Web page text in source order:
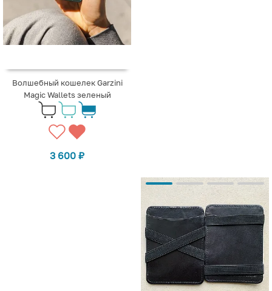
Волшебный кошелек Garzini
Magic Wallets зеленый
3 600 ₽